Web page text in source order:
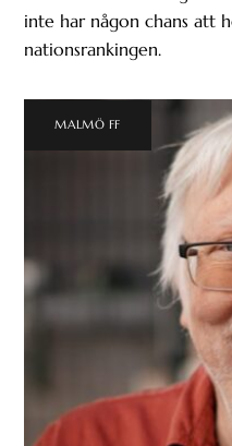
inte har någon chans att
nationsrankingen.
MALMÖ FF